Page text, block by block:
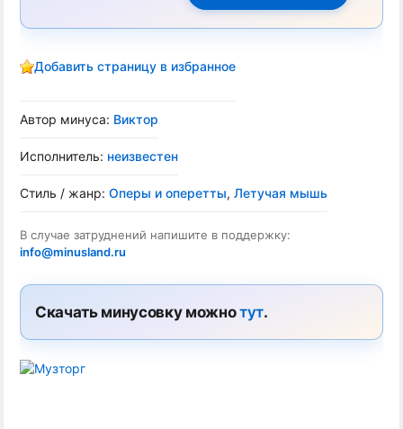
Добавить страницу в избранное
Автор минуса: Виктор
Исполнитель: неизвестен
Стиль / жанр: Оперы и оперетты, Летучая мышь
В случае затруднений напишите в поддержку:
info@minusland.ru
Скачать минусовку можнотут.